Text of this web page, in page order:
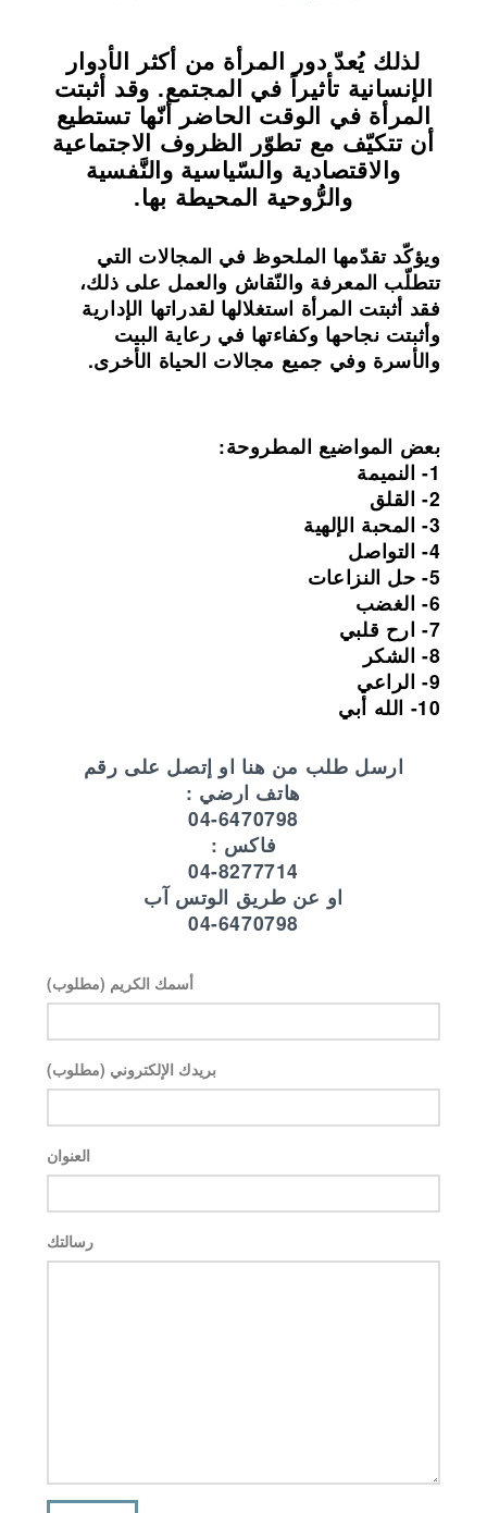
لذلك يُعدّ دور المرأة من أكثر الأدوار
الإنسانية تأثيراً في المجتمع. وقد أثبتت
المرأة في الوقت الحاضر أنّها تستطيع
أن تتكيّف مع تطوّر الظروف الاجتماعية
والاقتصادية والسّياسية والنَّفسية
والرُّوحية المحيطة بها.
ويؤكّد تقدّمها الملحوظ في المجالات التي
تتطلّب المعرفة والنّقاش والعمل على ذلك،
فقد أثبتت المرأة استغلالها لقدراتها الإدارية
وأثبتت نجاحها وكفاءتها في رعاية البيت
والأسرة وفي جميع مجالات الحياة الأخرى.
بعض المواضيع المطروحة:
1- النميمة
2- القلق
3- المحبة الإلهية
4- التواصل
5- حل النزاعات
6- الغضب
7- ارح قلبي
8- الشكر
9- الراعي
10- الله أبي
ارسل طلب من هنا او إتصل على رقم
هاتف ارضي :
04-6470798
فاكس :
04-8277714
او عن طريق الوتس آب
04-6470798
أسمك الكريم (مطلوب)
بريدك الإلكتروني (مطلوب)
العنوان
رسالتك